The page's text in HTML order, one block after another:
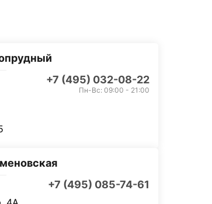
+7 (495) 032-08-22
Пн-Вс: 09:00 - 21:00
+7 (495) 085-74-61